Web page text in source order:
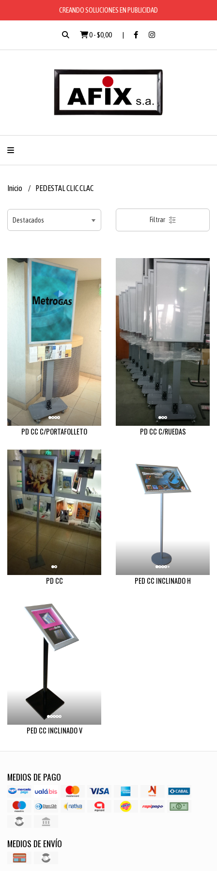
CREANDO SOLUCIONES EN PUBLICIDAD
0-$0,00
Inicio PEDESTAL CLIC CLAC
Filtrar
PD CC C/PORTAFOLLETO PD CC C/RUEDAS
PD CC PED CC INCLINADO H
PED CC INCLINADO V
MEDIOS DE PAGO
MEDIOS DE ENVÍO